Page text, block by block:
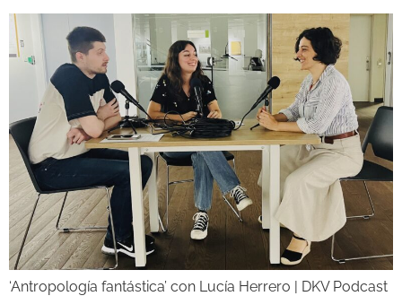
‘Antropología fantástica’ con Lucía Herrero | DKV Podcast